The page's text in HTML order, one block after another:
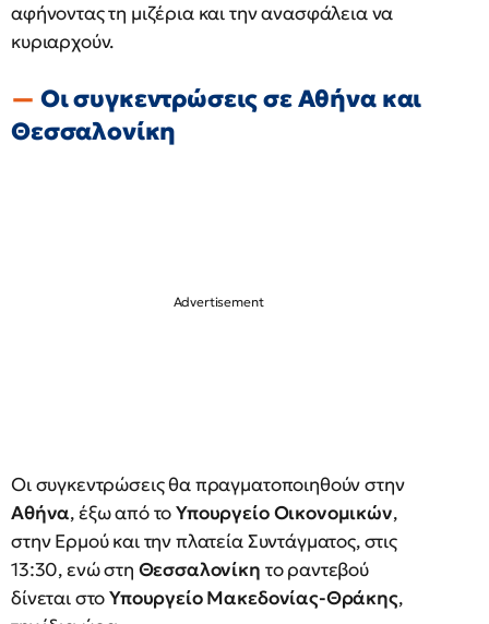
αφήνοντας τη μιζέρια και την ανασφάλεια να
κυριαρχούν.
Οι συγκεντρώσεις σε Αθήνα και
Θεσσαλονίκη
Οι συγκεντρώσεις θα πραγματοποιηθούν στην
Αθήνα, έξω από τοΥπουργείο Οικονομικών,
στην Ερμού και την πλατεία Συντάγματος, στις
13:30, ενώ στη Θεσσαλονίκη το ραντεβού
δίνεται στοΥπουργείο Μακεδονίας-Θράκης,